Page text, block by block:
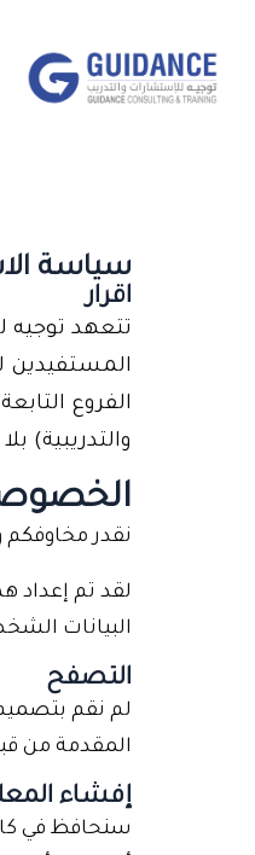
سياسة
اقرار
تتعهد
المستفيدين
الفروع
والتدريبية)
نقدر مخاوفكم
لقد تم إعداد
البيانات
التصفح
لم نقم
المقدمة من
إفشاء
سنحافظ في